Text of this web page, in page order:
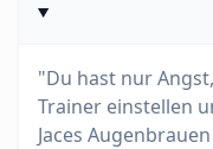
"Du hast nur
Trainer einstellen
Jaces